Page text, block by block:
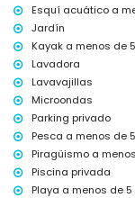
cama extra y cuna/
Entretenimiento y
Jávea, Costa Blanca
Visitas y cultura en
museo (Histórico
castillo (Castillo de
monumento
Jávea) y lugar
del alojamiento)
Esquí acuático a
Jardín
Kayak a menos de
Lavadora
Lavavajillas
Microondas
Parking privado
Pesca a menos de
Piragüismo a
Piscina privada
Playa a menos de 5